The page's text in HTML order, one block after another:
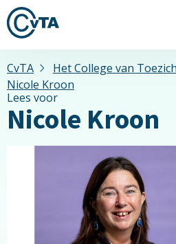
CvTA
Het College van
Nicole Kroon
Lees voor
Nicole Kroon